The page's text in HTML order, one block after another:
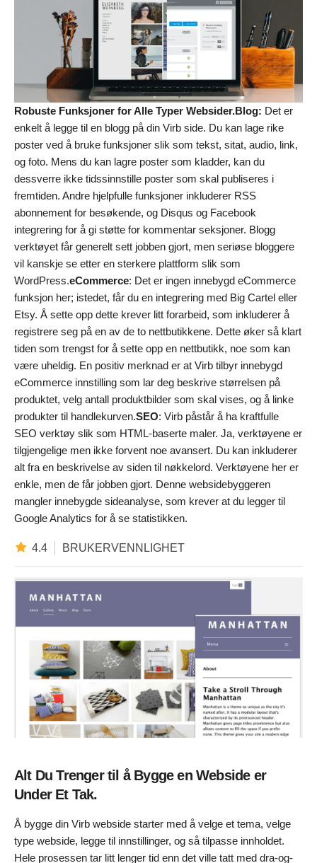
Robuste Funksjoner for Alle Typer Websider.Blog: Det er
enkelt å legge til en blogg på din Virb side. Du kan lage rike
poster ved å bruke funksjoner slik som tekst, sitat, audio, link,
og foto. Mens du kan lagre poster som kladder, kan du
dessverre ikke tidssinnstille poster som skal publiseres i
fremtiden. Andre hjelpfulle funksjoner inkluderer RSS
abonnement for besøkende, og Disqus og Facebook
integrering for å gi støtte for kommentar seksjoner. Blogg
verktøyet får generelt sett jobben gjort, men seriøse bloggere
vil kanskje se etter en sterkere plattform slik som
WordPress.eCommerce: Det er ingen innebygd eCommerce
funksjon her; istedet, får du en integrering med Big Cartel eller
Etsy. Å sette opp dette krever litt forarbeid, som inkluderer å
registrere seg på en av de to nettbutikkene. Dette øker så klart
tiden som trengst for å sette opp en nettbutikk, noe som kan
være uheldig. En positiv merknad er at Virb tilbyr innebygd
eCommerce innstilling som lar deg beskrive størrelsen på
produktet, velg antall produktbilder som skal vises, og å linke
produkter til handlekurven.SEO: Virb påstår å ha kraftfulle
SEO verktøy slik som HTML-baserte maler. Ja, verktøyene er
tilgjengelige men ikke forvent noe avansert. Du kan inkluderer
alt fra en beskrivelse av siden til nøkkelord. Verktøyene her er
enkle, men de får jobben gjort. Denne websidebyggeren
mangler innebygde sideanalyse, som krever at du legger til
Google Analytics for å se statistikken.
4.4 BRUKERVENNLIGHET
Alt Du Trenger til å Bygge en Webside er
Under Et Tak.
Å bygge din Virb webside starter med å velge et tema, velge
type webside, legge til innstillinger, og så tilpasse innholdet.
Hele prosessen tar litt lenger tid enn det ville tatt med dra-og-